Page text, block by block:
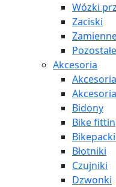
Wózki
Zaciski
Pozostałe
Akcesoria
Bidony
Bike
Błotniki
Czujniki
Dzwonki